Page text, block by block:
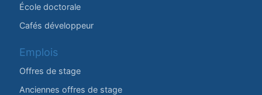
École doctorale
Cafés développeur
Emplois
Offres de stage
Anciennes offres de stage